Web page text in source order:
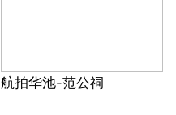
航拍华池-范公祠